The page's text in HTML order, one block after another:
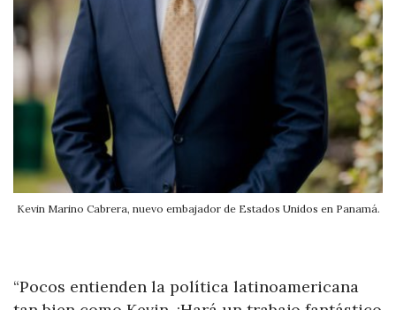
Kevin Marino Cabrera, nuevo embajador de Estados Unidos en Panamá.
“Pocos entienden la política latinoamericana